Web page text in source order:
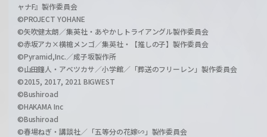
ャナF』製作委員会
©PROJECT YOHANE
©矢吹健太朗／集英社・あやかしトライアングル製作委員会
©赤坂アカ×横槍メンゴ／集英社・【推しの子】製作委員会
©Pyramid,Inc.／成子坂製作所
©山田鐘人・アベツカサ／小学館／「葬送のフリーレン」製作委員会
©2015, 2017, 2021 BIGWEST
©Bushiroad
©HAKAMA Inc
©Bushiroad
©春場ねぎ・講談社／「五等分の花嫁∽」製作委員会